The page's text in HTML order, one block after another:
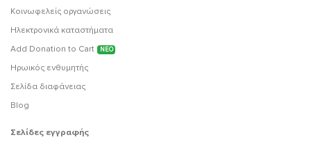
Κοινωφελείς οργανώσεις
Ηλεκτρονικά καταστήματα
Add Donation to Cart
ΝΕΟ
Ηρωικός ενθυμητής
Σελίδα διαφάνειας
Blog
Σελίδες εγγραφής